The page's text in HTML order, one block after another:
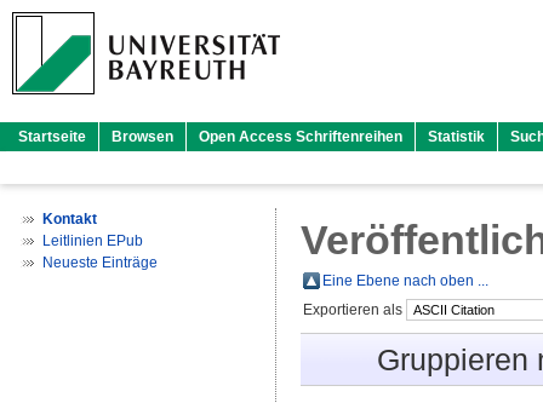
Startseite Browsen Open Access Schriftenreihen Statistik
Kontakt
Leitlinien EPub
Neueste Einträge
Eine Ebene nach oben ...
Exportieren als
Gruppieren